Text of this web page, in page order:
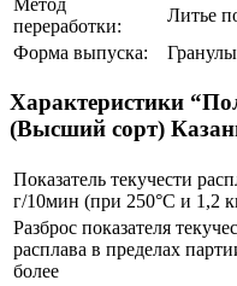
переработки:
Литье
Форма выпуска:
Гранулы
Характеристики
(Высший сорт)
Показатель текучести
г/10мин (при 250°С и 1,2
Разброс показателя
расплава в пределах
более